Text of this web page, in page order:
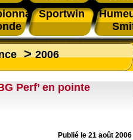
Sportwin
>2006
Perf’ en pointe
Publié le 21 août 2006